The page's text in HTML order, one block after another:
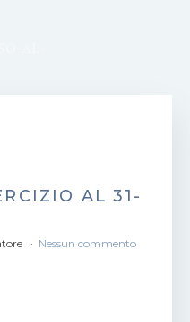
AL 31-
Nessun commento